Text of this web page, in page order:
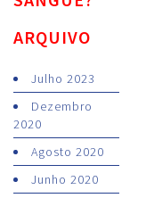
ARQUIVO
Julho 2023
Dezembro
2020
Agosto 2020
Junho 2020